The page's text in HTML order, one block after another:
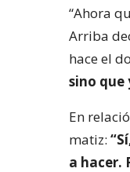
“Ahora
Arriba
hace el
sino que
En
matiz:
a hacer.